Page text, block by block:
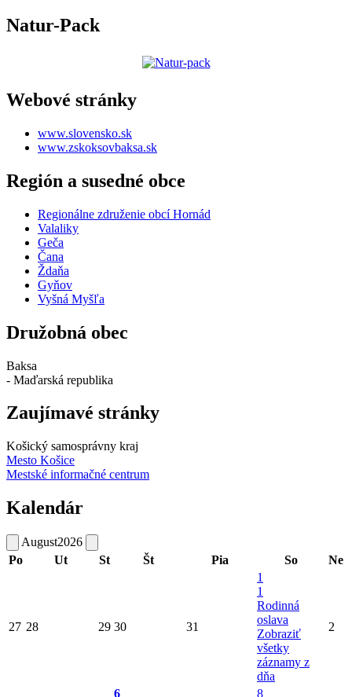
Natur-Pack
Webové stránky
www.slovensko.sk
www.zskoksovbaksa.sk
Región a susedné obce
Regionálne združenie obcí Hornád
Valaliky
Geča
Čana
Ždaňa
Gyňov
Vyšná Myšľa
Družobná obec
Baksa
- Maďarská republika
Zaujímavé stránky
Košický samosprávny kraj
Mesto Košice
Mestské informačné centrum
Kalendár
August2026
Po
Ut St Št Pia So Ne
27 28 29 30 31
1
1
Rodinná
oslava
Zobraziť
všetky
záznamy z
dňa
2
6
8